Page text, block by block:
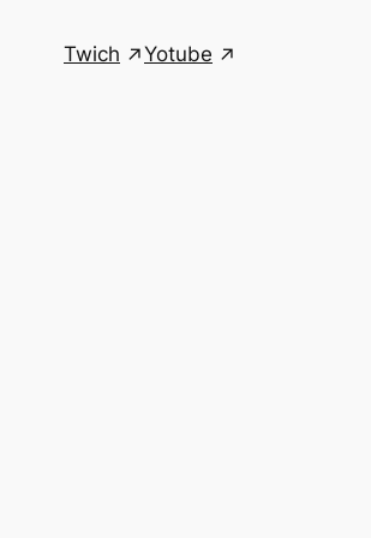
Twich Yotube